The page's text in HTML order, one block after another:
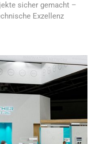
sicher gemacht –
Exzellenz